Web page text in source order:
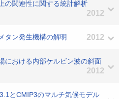
の関連性に関する統計解析
2012
タン発生機構の解明 2012
における内部ケルビン波の斜面
2012
とCMIP3のマルチ気候モデル